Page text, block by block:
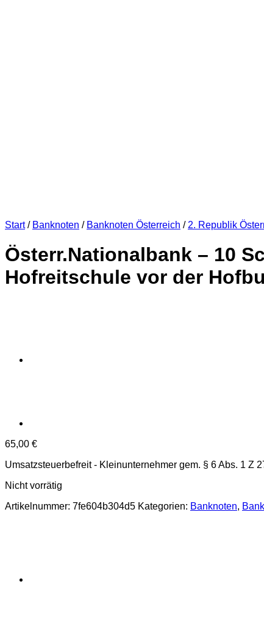
Start / Banknoten / Banknoten Österreich / 2. Republik
Österr.Nationalbank – 10
Hofreitschule vor der
65,00 €
Umsatzsteuerbefreit - Kleinunternehmer gem. § 6 Abs. 1 Z
Nicht vorrätig
Artikelnummer: 7fe604b304d5 Kategorien: Banknoten,